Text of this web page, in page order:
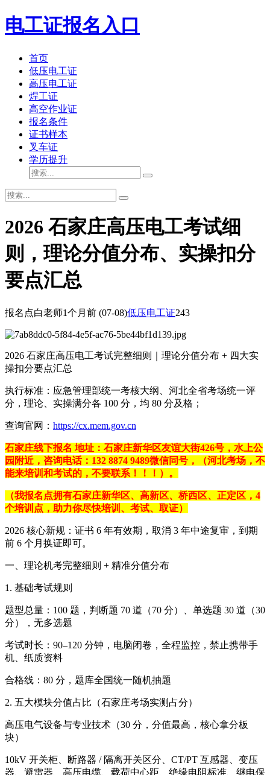
电工证报名入口
首页
低压电工证
高压电工证
焊工证
高空作业证
报名条件
证书样本
叉车证
学历提升
2026 石家庄高压电工考试细
则，理论分值分布、实操扣分
要点汇总
报名点白老师1个月前 (07-08)低压电工证243
2026 石家庄高压电工考试完整细则｜理论分值分布 + 四大实
操扣分要点汇总
执行标准：应急管理部统一考核大纲、河北全省考场统一评
分，理论、实操满分各 100 分，均 80 分及格；
查询官网： https://cx.mem.gov.cn
石家庄线下报名 地址：石家庄新华区友谊大街426号，水上公
园附近，咨询电话： 132 8874 9489微信同号，（河北考场，不
能来培训和考试的，不要联系！！！）。
（我报名点拥有石家庄新华区、高新区、桥西区、正定区，4
个培训点，助力你尽快培训、考试、取证）
2026 核心新规：证书 6 年有效期，取消 3 年中途复审，到期
前 6 个月换证即可。
一、理论机考完整细则 + 精准分值分布
1. 基础考试规则
题型总量：100 题，判断题 70 道（70 分）、单选题 30 道（30
分），无多选题
考试时长：90–120 分钟，电脑闭卷，全程监控，禁止携带手
机、纸质资料
合格线：80 分，题库全国统一随机抽题
2. 五大模块分值占比（石家庄考场实测占分）
高压电气设备与专业技术（30 分，分值最高，核心拿分板
块）
10kV 开关柜、断路器 / 隔离开关区分、CT/PT 互感器、变压
器、避雷器、高压电缆、载荷中心距、绝缘电阻标准、继电保